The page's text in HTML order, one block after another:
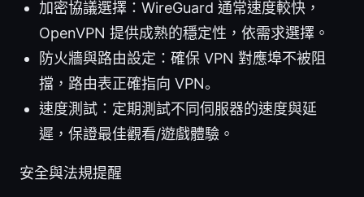
加密協議選擇：WireGuard 通常速度較快，
OpenVPN 提供成熟的穩定性，依需求選擇。
防火牆與路由設定：確保 VPN 對應埠不被阻
擋，路由表正確指向 VPN。
速度測試：定期測試不同伺服器的速度與延
遲，保證最佳觀看/遊戲體驗。
安全與法規提醒